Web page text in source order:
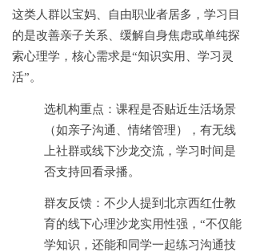
这类人群以宝妈、自由职业者居多，学习目
的是改善亲子关系、缓解自身焦虑或单纯探
索心理学，核心需求是“知识实用、学习灵
活”。
选机构重点：课程是否贴近生活场景
（如亲子沟通、情绪管理），有无线
上社群或线下沙龙交流，学习时间是
否支持回看录播。
群友反馈：不少人提到北京西红仕教
育的线下心理沙龙实用性强， “不仅能
学知识，还能和同学一起练习沟通技